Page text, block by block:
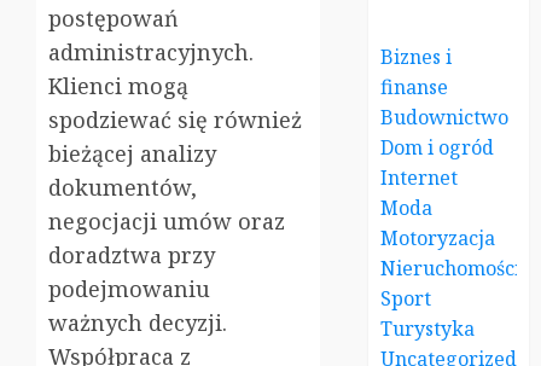
postępowań
administracyjnych.
Klienci mogą
spodziewać się również
bieżącej analizy
dokumentów,
negocjacji umów oraz
doradztwa przy
podejmowaniu
ważnych decyzji.
Współpraca z
Biznes i
finanse
Budownictwo
Dom i ogród
Internet
Moda
Motoryzacja
Nieruchomości
Sport
Turystyka
Uncategorized